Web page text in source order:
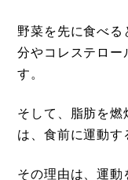
野菜を先に食べ
分やコレステロー
す。
そして、脂肪を燃
は、食前に運動す
その理由は、運動